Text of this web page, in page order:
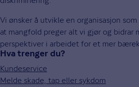
Vi ønsker å utvikle en organisa­sjon
at mangfold preger alt vi gjør og bidrar
perspektiver i arbeidet for et mer
Hva trenger du?
Kundeservice
Melde skade, tap eller sykdom